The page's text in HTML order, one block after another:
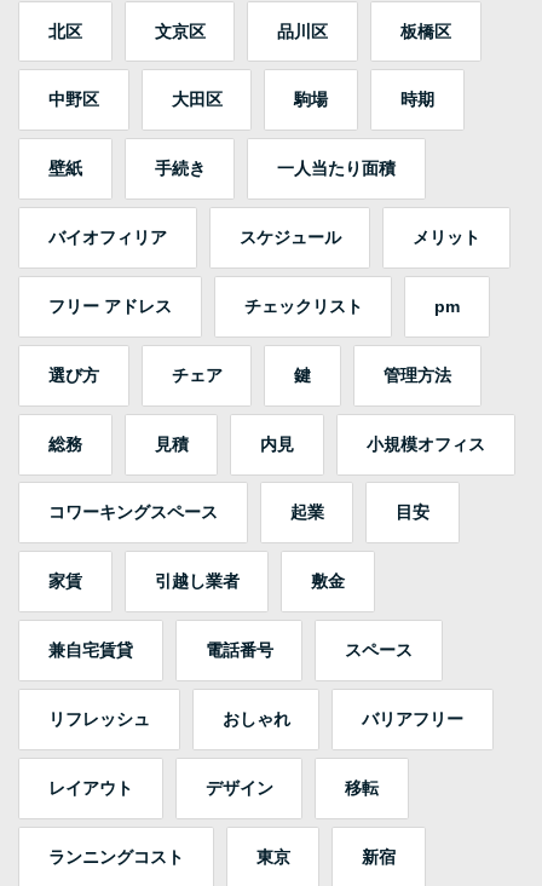
北区 文京区 品川区 板橋区
中野区 大田区 駒場 時期
壁紙 手続き 一人当たり面積
バイオフィリア スケジュール メリット
フリー アドレス チェックリスト pm
選び方 チェア 鍵 管理方法
総務 見積 内見 小規模オフィス
コワーキングスペース 起業 目安
家賃 引越し業者 敷金
兼自宅賃貸 電話番号 スペース
リフレッシュ おしゃれ バリアフリー
レイアウト デザイン 移転
ランニングコスト 東京 新宿